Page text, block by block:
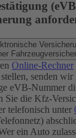
Online-Rechner
senden
eVB-​Nummer
Sie die Kfz-​
telefonisch unter
ein Auto